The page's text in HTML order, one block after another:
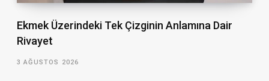
Ekmek Üzerindeki Tek Çizginin Anlamına Dair
Rivayet
3 AĞUSTOS 2026